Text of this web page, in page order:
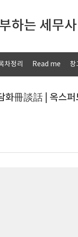
하는 세무사
차정리 Read me 창
화冊談話 | 옥스퍼